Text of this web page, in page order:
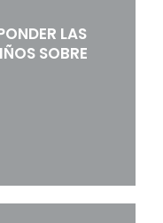
LAS
SOBRE